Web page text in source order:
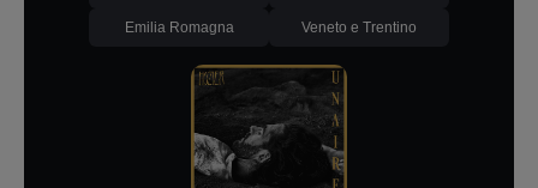
Emilia Romagna Veneto e Trentino